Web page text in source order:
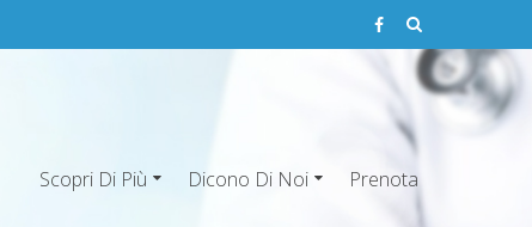
Scopri Di Più Dicono Di Noi Prenota